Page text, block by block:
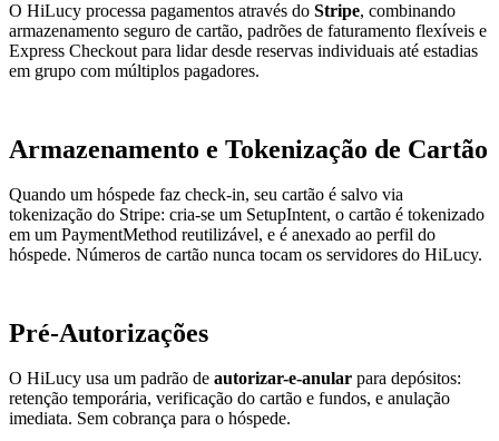
O HiLucy processa pagamentos através do Stripe, combinando
armazenamento seguro de cartão, padrões de faturamento flexíveis e
Express Checkout para lidar desde reservas individuais até estadias
em grupo com múltiplos pagadores.
Armazenamento e Tokenização de Cartão
Quando um hóspede faz check-in, seu cartão é salvo via
tokenização do Stripe: cria-se um SetupIntent, o cartão é tokenizado
em um PaymentMethod reutilizável, e é anexado ao perfil do
hóspede. Números de cartão nunca tocam os servidores do HiLucy.
Pré-Autorizações
O HiLucy usa um padrão de autorizar-e-anular para depósitos:
retenção temporária, verificação do cartão e fundos, e anulação
imediata. Sem cobrança para o hóspede.